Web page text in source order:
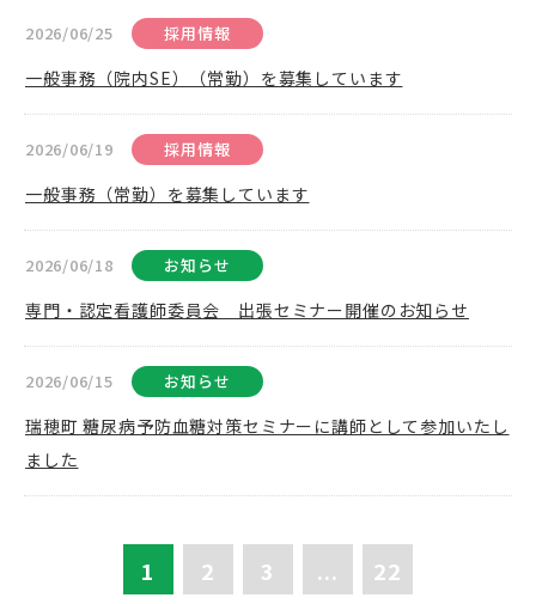
2026/06/25 採用情報
一般事務（院内SE）（常勤）を募集しています
2026/06/19 採用情報
一般事務（常勤）を募集しています
2026/06/18 お知らせ
専門・認定看護師委員会 出張セミナー開催のお知らせ
2026/06/15 お知らせ
瑞穂町 糖尿病予防血糖対策セミナーに講師として参加いたし
ました
1 2 3 ... 22